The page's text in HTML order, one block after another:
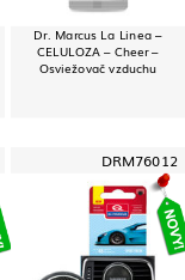
Dr. Marcus La Linea –
CELULOZA – Cheer –
Osviežovač vzduchu
DRM76012